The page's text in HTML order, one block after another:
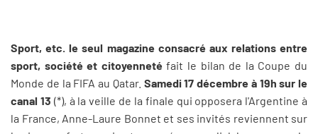
Sport, etc. le seul magazine consacré aux relations entre
sport, société et citoyenneté fait le bilan de la Coupe du
Monde de la FIFA au Qatar. Samedi 17 décembre à 19h sur le
canal 13 (*), à la veille de la finale qui opposera l'Argentine à
la France, Anne-Laure Bonnet et ses invités reviennent sur